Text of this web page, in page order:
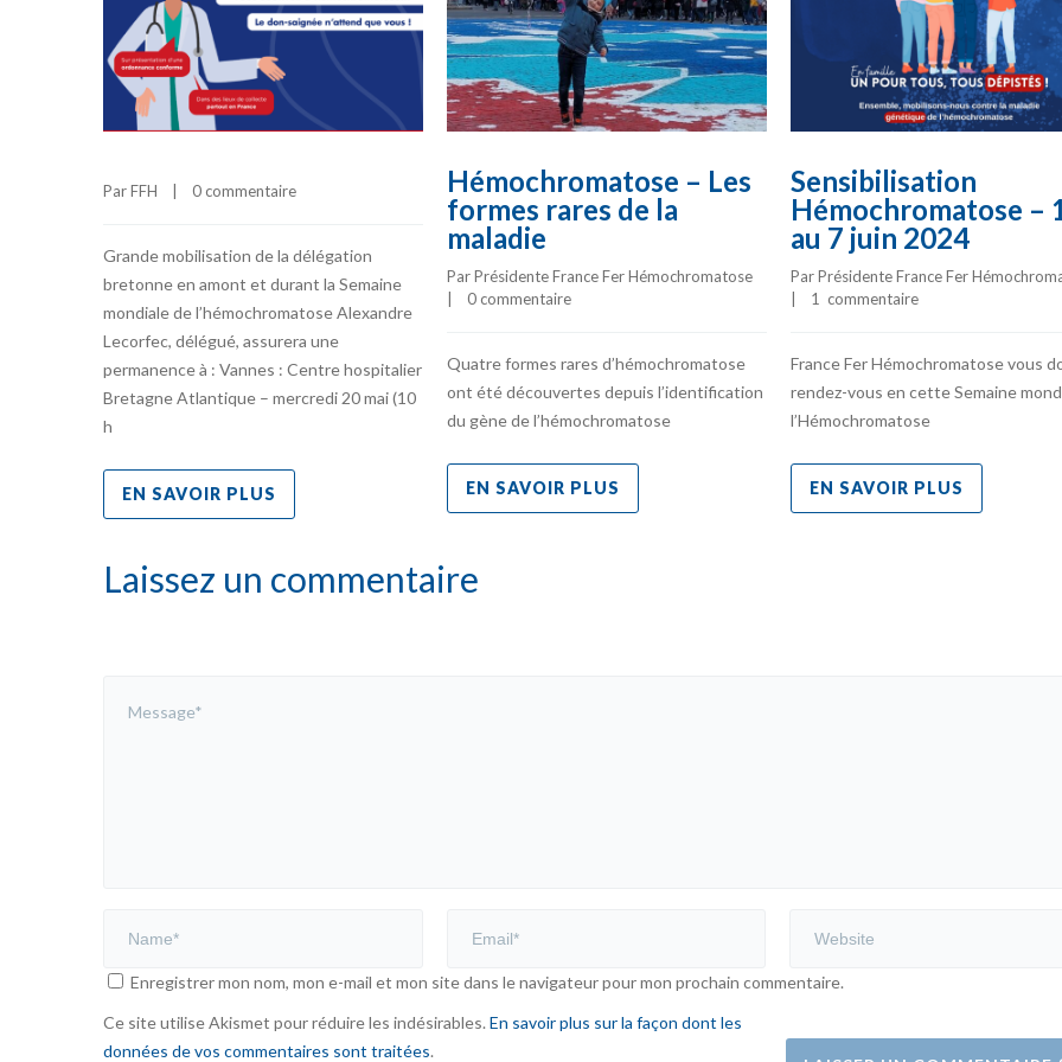
Par FFH 0 commentaire
Grande mobilisation de la délégation
bretonne en amont et durant la Semaine
mondiale de l’hémochromatose Alexandre
Lecorfec, délégué, assurera une
permanence à : Vannes : Centre hospitalier
Bretagne Atlantique – mercredi 20 mai (10
h
EN SAVOIR PLUS
Hémochromatose – Les
formes rares de la
maladie
Par Présidente France Fer Hémochromatose
0 commentaire
Quatre formes rares d’hémochromatose
ont été découvertes depuis l’identification
du gène de l’hémochromatose
EN SAVOIR PLUS
Sensibilisation
Hémochromatose –
au 7 juin 2024
Par Présidente France Fer
1  commentaire
France Fer Hémochromatose vous
rendez-vous en cette Semaine
l’Hémochromatose
EN SAVOIR PLUS
Laissez un commentaire
Enregistrer mon nom, mon e-mail et mon site dans le navigateur pour mon prochain commentaire.
Ce site utilise Akismet pour réduire les indésirables. En savoir plus sur la façon dont les
données de vos commentaires sont traitées.